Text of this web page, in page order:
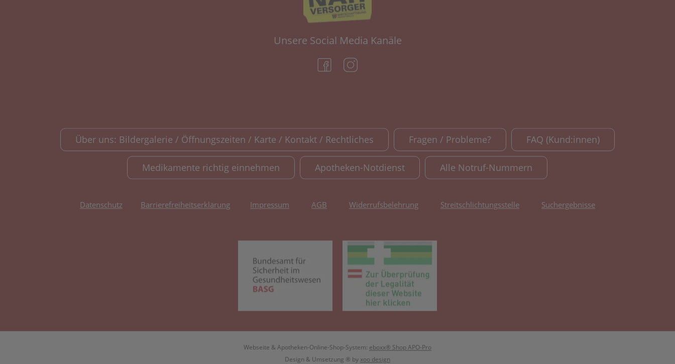
Unsere Social Media Kanäle
(öffnet in neuem Tab)
Über uns: Bildergalerie / Öffnungszeiten / Karte / Kontakt / Rechtliches Fragen / Probleme? FAQ (Kund:innen)
Medikamente richtig einnehmen Apotheken-Notdienst Alle Notruf-Nummern
Datenschutz Barrierefreiheitserklärung Impressum AGB Widerrufsbelehrung Streitschlichtungsstelle Suchergebnisse
(öffnet in neuem Tab)
Webseite & Apotheken-Online-Shop-System: eboxx® Shop APO-Pro
Design & Umsetzung ® by xoo design